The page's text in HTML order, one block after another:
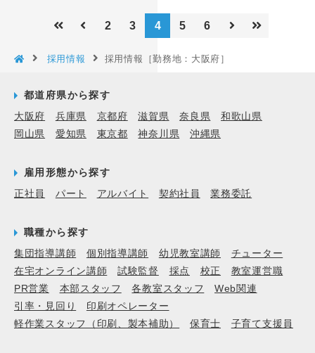
2 3 4 5 6
採用情報 採用情報［勤務地：大阪府］
都道府県から探す
大阪府
兵庫県 京都府 滋賀県 奈良県
和歌山県
岡山県
愛知県 東京都 神奈川県 沖縄県
雇用形態から探す
正社員
パート アルバイト 契約社員 業務委託
職種から探す
集団指導講師
個別指導講師 幼児教室講師
チューター
在宅オンライン講師
試験監督 採点 校正
教室運営職
PR営業
本部スタッフ 各教室スタッフ
Web関連
引率・見回り
印刷オペレーター
軽作業スタッフ（印刷、製本補助）
保育士 子育て支援員